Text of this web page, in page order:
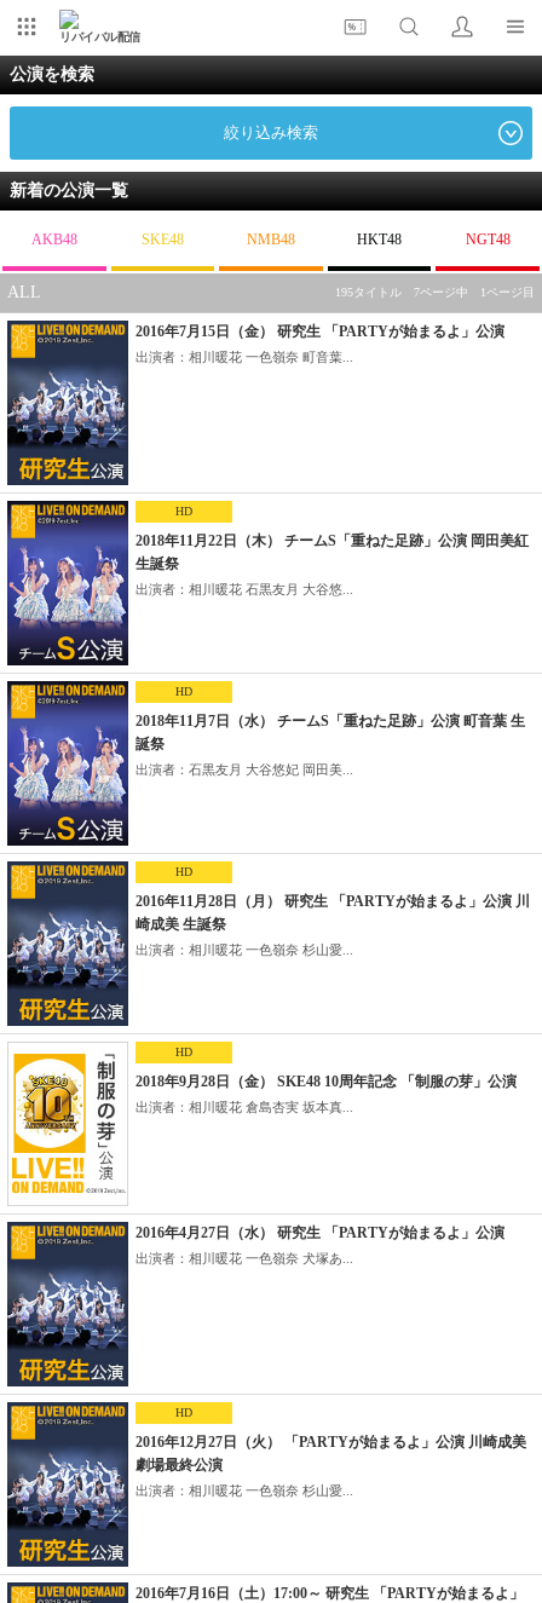
リバイバル配信
公演を検索
絞り込み検索
新着の公演一覧
AKB48 SKE48 NMB48 HKT48 NGT48
ALL 195タイトル 7ページ中 1ページ目
2016年7月15日（金） 研究生 「PARTYが始まるよ」公演
出演者：相川暖花 一色嶺奈 町音葉...
HD
2018年11月22日（木） チームS「重ねた足跡」公演 岡田美紅
生誕祭
出演者：相川暖花 石黒友月 大谷悠...
HD
2018年11月7日（水） チームS「重ねた足跡」公演 町音葉 生
誕祭
出演者：石黒友月 大谷悠妃 岡田美...
HD
2016年11月28日（月） 研究生 「PARTYが始まるよ」公演 川
崎成美 生誕祭
出演者：相川暖花 一色嶺奈 杉山愛...
HD
2018年9月28日（金） SKE48 10周年記念 「制服の芽」公演
出演者：相川暖花 倉島杏実 坂本真...
2016年4月27日（水） 研究生 「PARTYが始まるよ」公演
出演者：相川暖花 一色嶺奈 犬塚あ...
HD
2016年12月27日（火） 「PARTYが始まるよ」公演 川崎成美
劇場最終公演
出演者：相川暖花 一色嶺奈 杉山愛...
2016年7月16日（土）17:00～ 研究生 「PARTYが始まるよ」